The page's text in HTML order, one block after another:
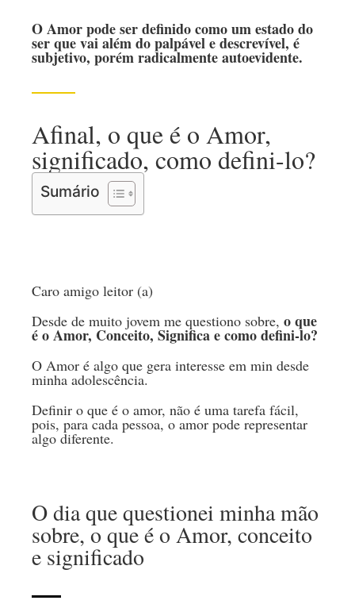
O Amor pode ser definido como um estado do
ser que vai além do palpável e descrevível, é
subjetivo, porém radicalmente autoevidente.
Afinal, o que é o Amor,
significado, como defini-lo?
Sumário
Caro amigo leitor (a)
Desde de muito jovem me questiono sobre, o que
é o Amor, Conceito, Significa e como defini-lo?
O Amor é algo que gera interesse em min desde
minha adolescência.
Definir o que é o amor, não é uma tarefa fácil,
pois, para cada pessoa, o amor pode representar
algo diferente.
O dia que questionei minha mão
sobre, o que é o Amor, conceito
e significado